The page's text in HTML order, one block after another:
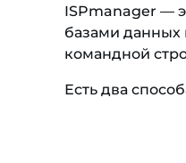
ISPmanager —
базами данных
командной
Есть два